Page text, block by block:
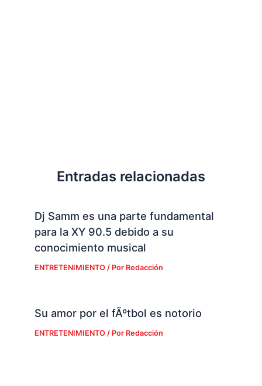
Entradas relacionadas
Dj Samm es una parte fundamental
para la XY 90.5 debido a su
conocimiento musical
ENTRETENIMIENTO/ Por Redacción
Su amor por el fÃºtbol es notorio
ENTRETENIMIENTO/ Por Redacción